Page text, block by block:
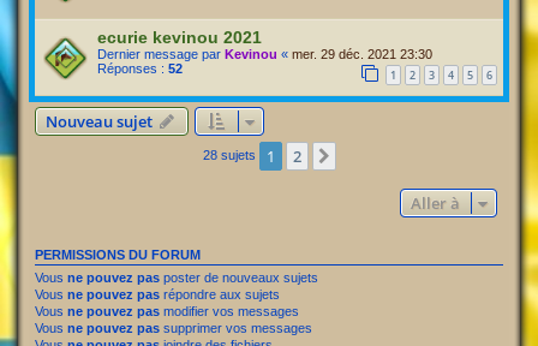
ecurie kevinou 2021
Dernier message par Kevinou « mer. 29 déc. 2021 23:30
Réponses : 52 1 2 3 4 5 6
Nouveau sujet
28 sujets 1 2
Aller à
PERMISSIONS DU FORUM
Vous ne pouvez pas poster de nouveaux sujets
Vous ne pouvez pas répondre aux sujets
Vous ne pouvez pas modifier vos messages
Vous ne pouvez pas supprimer vos messages